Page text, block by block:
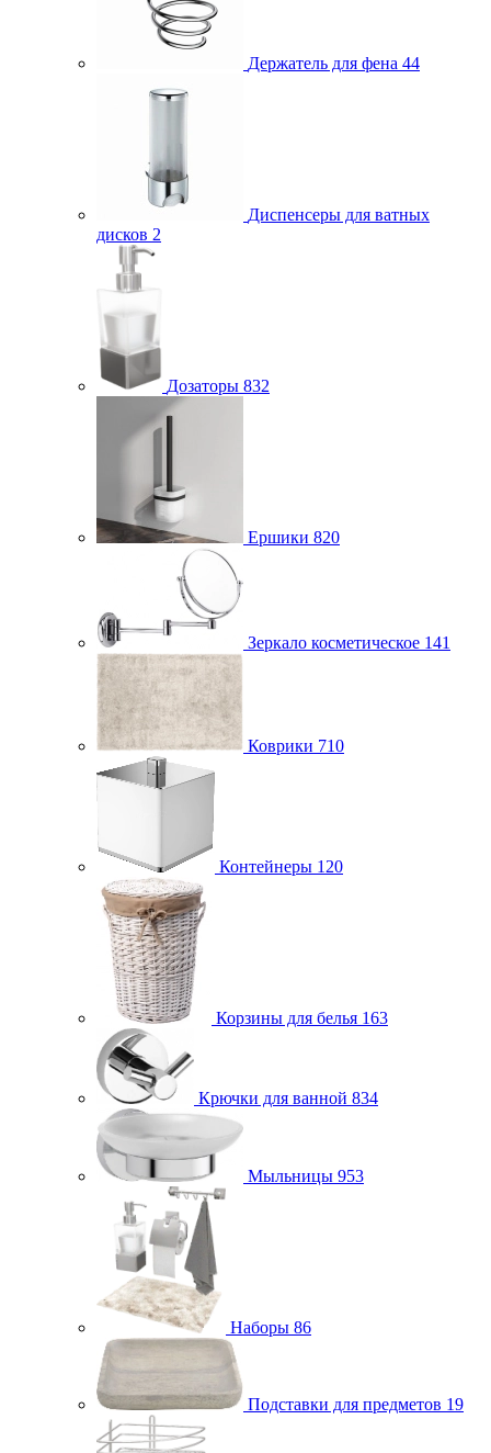
Держатель для фена 44
Диспенсеры для ватных
дисков 2
Дозаторы 832
Ершики 820
Зеркало косметическое 141
Коврики 710
Контейнеры 120
Корзины для белья 163
Крючки для ванной 834
Мыльницы 953
Наборы 86
Подставки для предметов 19